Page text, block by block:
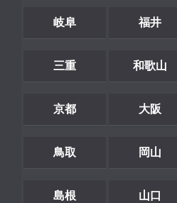
岐阜 福井
三重 和歌山
京都 大阪
鳥取 岡山
島根 山口